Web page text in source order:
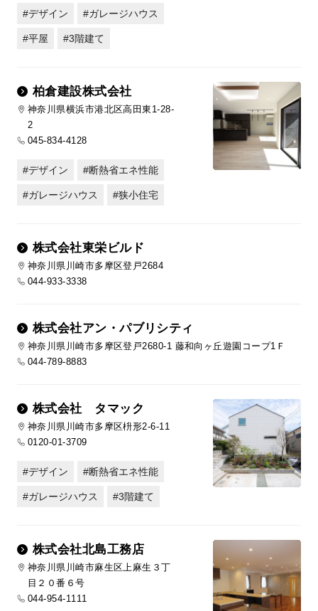
デザイン ガレージハウス
平屋 3階建て
柏倉建設株式会社
神奈川県横浜市港北区高田東1-28-
2
045-834-4128
デザイン 断熱省エネ性能
ガレージハウス 狭小住宅
株式会社東栄ビルド
神奈川県川崎市多摩区登戸2684
044-933-3338
株式会社アン・パブリシティ
神奈川県川崎市多摩区登戸2680-1 藤和向ヶ丘遊園コープ1Ｆ
044-789-8883
株式会社 タマック
神奈川県川崎市多摩区枡形2-6-11
0120-01-3709
デザイン 断熱省エネ性能
ガレージハウス 3階建て
株式会社北島工務店
神奈川県川崎市麻生区上麻生３丁
目２０番６号
044-954-1111